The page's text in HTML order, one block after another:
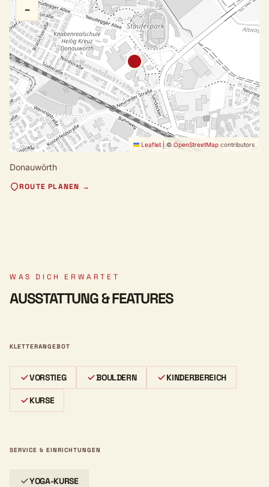
−
Leaflet |© OpenStreetMap contributors
Donauwörth
ROUTE PLANEN →
WAS DICH ERWARTET
AUSSTATTUNG & FEATURES
KLETTERANGEBOT
VORSTIEG BOULDERN KINDERBEREICH
KURSE
SERVICE & EINRICHTUNGEN
YOGA-KURSE